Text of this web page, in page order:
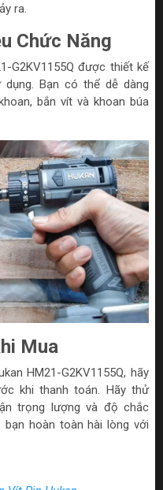
ra.
Chức Năng
G2KV1155Q được thiết kế
Bạn có thể dễ dàng
bắn vít và khoan búa
Mua
HM21-G2KV1155Q, hãy
khi thanh toán. Hãy thử
trọng lượng và độ chắc
hoàn toàn hài lòng với